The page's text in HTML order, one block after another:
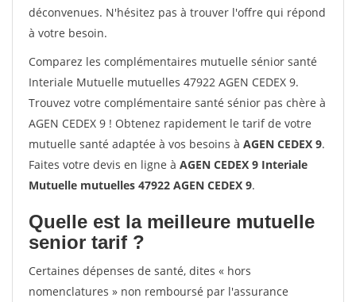
déconvenues. N'hésitez pas à trouver l'offre qui répond
à votre besoin.
Comparez les complémentaires mutuelle sénior santé
Interiale Mutuelle mutuelles 47922 AGEN CEDEX 9.
Trouvez votre complémentaire santé sénior pas chère à
AGEN CEDEX 9 ! Obtenez rapidement le tarif de votre
mutuelle santé adaptée à vos besoins à AGEN CEDEX 9.
Faites votre devis en ligne à AGEN CEDEX 9 Interiale
Mutuelle mutuelles 47922 AGEN CEDEX 9.
Quelle est la meilleure mutuelle
senior tarif ?
Certaines dépenses de santé, dites « hors
nomenclatures » non remboursé par l'assurance